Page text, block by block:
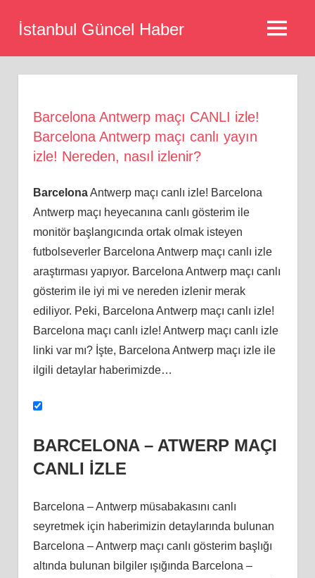
İstanbul Güncel Haber MENU
Barcelona Antwerp maçı CANLI izle!
Barcelona Antwerp maçı canlı yayın
izle! Nereden, nasıl izlenir?
BarcelonaAntwerp maçı canlı izle! Barcelona
Antwerp maçı heyecanına canlı gösterim ile
monitör başlangıcında ortak olmak isteyen
futbolseverler Barcelona Antwerp maçı canlı izle
araştırması yapıyor. Barcelona Antwerp maçı canlı
gösterim ile iyi mi ve nereden izlenir merak
ediliyor. Peki, Barcelona Antwerp maçı canlı izle!
Barcelona maçı canlı izle! Antwerp maçı canlı izle
linki var mı? İşte, Barcelona Antwerp maçı izle ile
ilgili detaylar haberimizde…
BARCELONA – ATWERP MAÇI
CANLI İZLE
Barcelona – Antwerp müsabakasını canlı
seyretmek için haberimizin detaylarında bulunan
Barcelona – Antwerp maçı canlı gösterim başlığı
altında bulunan bilgiler ışığında Barcelona –